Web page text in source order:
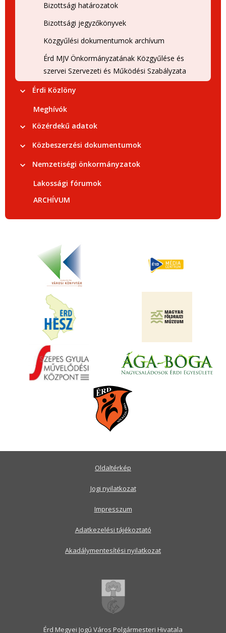
Bizottsági határozatok
Bizottsági jegyzőkönyvek
Közgyűlési dokumentumok archívum
Érd MJV Önkormányzatának Közgyűlése és
szervei Szervezeti és Működési Szabályzata
Érdi Közlöny
Meghívók
Közérdekű adatok
Közbeszerzési dokumentumok
Nemzetiségi önkormányzatok
Lakossági fórumok
ARCHÍVUM
Érd Megyei Jogú Város Polgármesteri Hivatala
Oldaltérkép
Jogi nyilatkozat
Impresszum
Adatkezelési tájékoztató
Akadálymentesítési nyilatkozat